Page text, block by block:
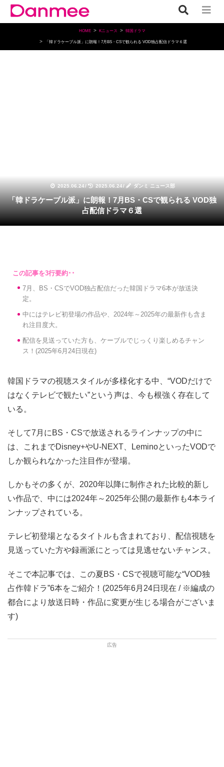
HOME Kニュース 韓国ドラマ
「韓ドラケーブル派」に朗報！7月BS・CSで観られる VOD独占配信ドラマ６選
2025.06.24/ 2025.06.24/ ダンミ ニュース部
「韓ドラケーブル派」に朗報！7月BS・CSで観られる VOD独
占配信ドラマ６選
7月、BS・CSでVOD独占配信だった韓国ドラマ6本が放送決
定。
中にはテレビ初登場の作品や、2024年～2025年の最新作も含ま
れ注目度大。
配信を見送っていた方も、ケーブルでじっくり楽しめるチャン
ス！(2025年6月24日現在)
韓国ドラマの視聴スタイルが多様化する中、“VODだけで
はなくテレビで観たい”という声は、今も根強く存在して
いる。
そして7月にBS・CSで放送されるラインナップの中に
は、これまでDisney+やU-NEXT、LeminoといったVODで
しか観られなかった注目作が登場。
しかもその多くが、2020年以降に制作された比較的新し
い作品で、中には2024年～2025年公開の最新作も4本ライ
ンナップされている。
テレビ初登場となるタイトルも含まれており、配信視聴を
見送っていた方や録画派にとっては見逃せないチャンス。
そこで本記事では、この夏BS・CSで視聴可能な“VOD独
占作韓ドラ”6本をご紹介！(2025年6月24日現在 / ※編成の
都合により放送日時・作品に変更が生じる場合がございま
す)